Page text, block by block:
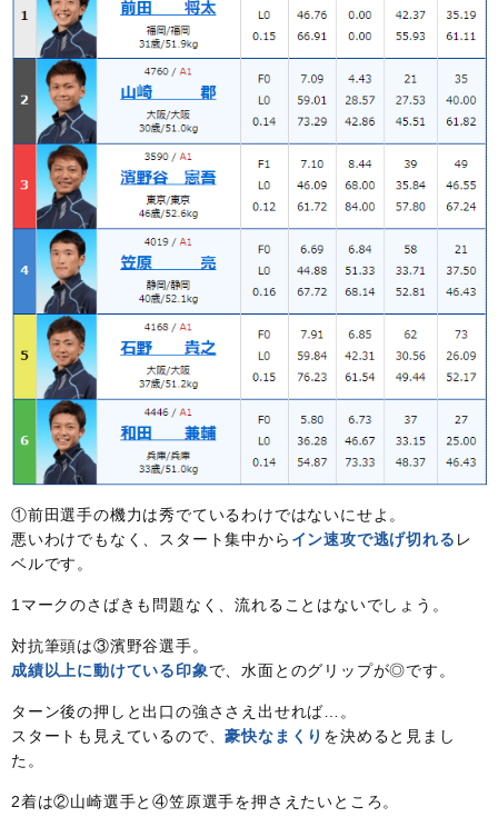
①前田選手の機力は秀でているわけではないにせよ。
悪いわけでもなく、スタート集中から イン速攻で逃げ切れる レ
ベルです。
1マークのさばきも問題なく、流れることはないでしょう。
対抗筆頭は③濱野谷選手。
成績以上に動けている印象で、水面とのグリップが◎です。
ターン後の押しと出口の強ささえ出せれば…。
スタートも見えているので、豪快なまくり を決めると見まし
た。
2着は②山崎選手と④笠原選手を押さえたいところ。